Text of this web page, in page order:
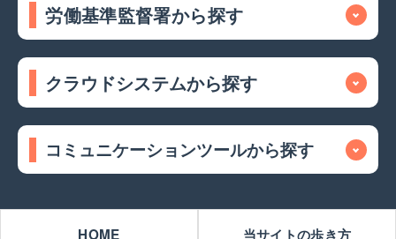
労働基準監督署から探す
クラウドシステムから探す
コミュニケーションツールから探す
HOME 当サイトの歩き方